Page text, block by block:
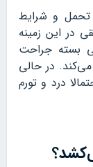
تحمل و شرایط
در این زمینه
بسته جراحت
می‌کند. در حالی
درد و تورم